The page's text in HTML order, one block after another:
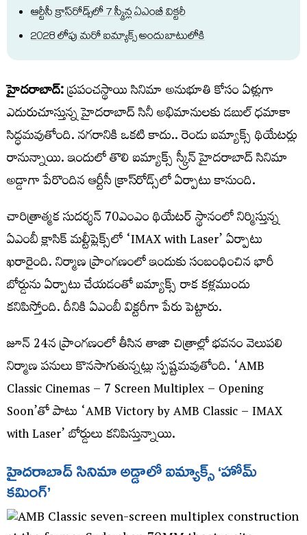
ఆర్టీసీ క్రాస్రోడ్స్​లో7 స్క్రీన్ల ఏఎంబీ విక్టరీ
2028 లోపు మరో ఐమ్యాక్స్​ అందుబాటులోకి
హైదరాబాద్‌:ప్రపంచస్థాయి సినిమా అనుభూతి కోసం ఏళ్లుగా
ఎదురుచూస్తున్న హైదరాబాద్‌ సినీ అభిమానులకు డబుల్‌ ధమాకా
సిద్ధమవుతోంది. నగరానికి ఒకటి కాదు.. రెండు ఐమ్యాక్స్‌ థియేటర్లు
రానున్నాయి. ఇందులో తొలి ఐమ్యాక్స్‌ స్క్రీన్‌ హైదరాబాద్​ సినిమా
అడ్డాగా పేరొందిన ఆర్టీసీ క్రాస్‌రోడ్స్‌లో ఏర్పాటు కానుంది.
చారిత్రాత్మక సుదర్శన్‌ 70ఎంఎం థియేటర్‌ స్థానంలో నిర్మిస్తున్న
ఏఎంబీ క్లాసిక్‌ మల్టీప్లెక్స్‌లో ‘IMAX with Laser’ ఏర్పాటు
ఖరారైంది. నిర్మాణ ప్రాంగణంలో ఇందుకు సంబంధించిన భారీ
బోర్డును ఏర్పాటు చేయడంతో ఐమ్యాక్స్‌ రాక కళ్లముందు
కనిపిస్తోంది. దీనికి ఏఎంబీ విక్టరీగా పేరు పెట్టారు.
జూన్‌ 24న ప్రాంగణంలో తీసిన తాజా చిత్రాల్లో భవనం వెలుపలి
నిర్మాణ పనులు కొనసాగుతున్నట్లు స్పష్టమవుతోంది. ‘AMB
Classic Cinemas – 7 Screen Multiplex – Opening
Soon’తో పాటు ‘AMB Victory by AMB Classic – IMAX
with Laser’ బోర్డులు కనిపిస్తున్నాయి.
హైదరాబాద్‌ సినిమా అడ్డాలో ఐమ్యాక్స్‌ ‘హోమ్‌
కమింగ్‌’